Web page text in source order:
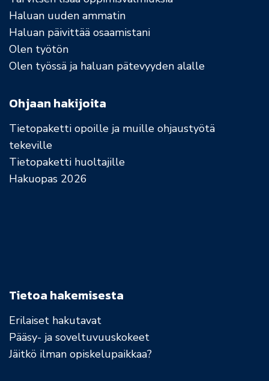
Haluan uuden ammatin
Haluan päivittää osaamistani
Olen työtön
Olen työssä ja haluan pätevyyden alalle
Ohjaan hakijoita
Tietopaketti opoille ja muille ohjaustyötä
tekeville
Tietopaketti huoltajille
Hakuopas 2026
Tietoa hakemisesta
Erilaiset hakutavat
Pääsy- ja soveltuvuuskokeet
Jäitkö ilman opiskelupaikkaa?